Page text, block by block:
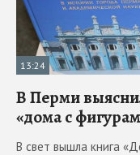
13:24
В Перми
«дома с
В свет вышла книга